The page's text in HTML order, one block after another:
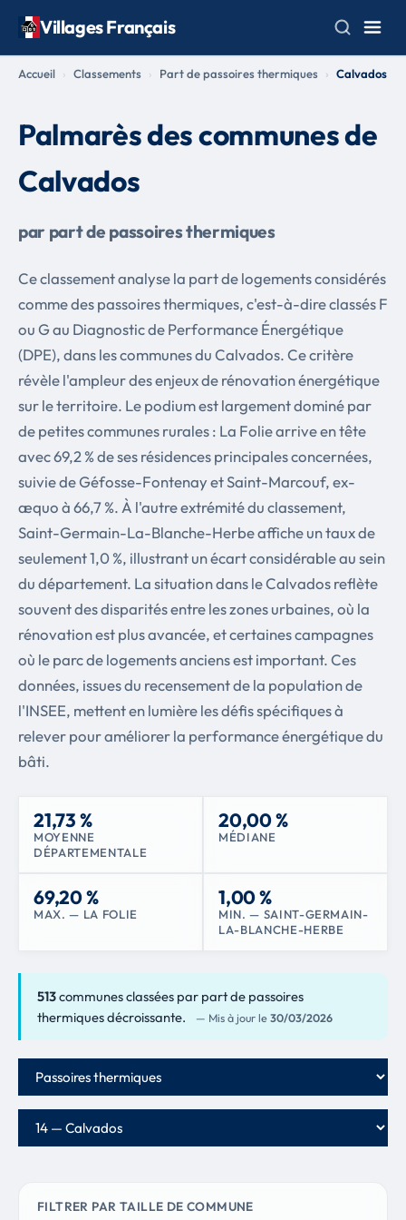
Villages Français
Accueil Classements Part de passoires thermiques Calvados
Palmarès des communes de
Calvados
par part de passoires thermiques
Ce classement analyse la part de logements considérés
comme des passoires thermiques, c'est-à-dire classés F
ou G au Diagnostic de Performance Énergétique
(DPE), dans les communes du Calvados. Ce critère
révèle l'ampleur des enjeux de rénovation énergétique
sur le territoire. Le podium est largement dominé par
de petites communes rurales : La Folie arrive en tête
avec 69,2 % de ses résidences principales concernées,
suivie de Géfosse-Fontenay et Saint-Marcouf, ex-
æquo à 66,7 %. À l'autre extrémité du classement,
Saint-Germain-La-Blanche-Herbe affiche un taux de
seulement 1,0 %, illustrant un écart considérable au sein
du département. La situation dans le Calvados reflète
souvent des disparités entre les zones urbaines, où la
rénovation est plus avancée, et certaines campagnes
où le parc de logements anciens est important. Ces
données, issues du recensement de la population de
l'INSEE, mettent en lumière les défis spécifiques à
relever pour améliorer la performance énergétique du
bâti.
21,73 %
MOYENNE
DÉPARTEMENTALE
20,00 %
MÉDIANE
69,20 %
MAX. — LA FOLIE
1,00 %
MIN. — SAINT-GERMAIN-
LA-BLANCHE-HERBE
513communes classées par part de passoires
thermiques décroissante.
— Mis à jour le 30/03/2026
Critère de classement
Département
FILTRER PAR TAILLE DE COMMUNE